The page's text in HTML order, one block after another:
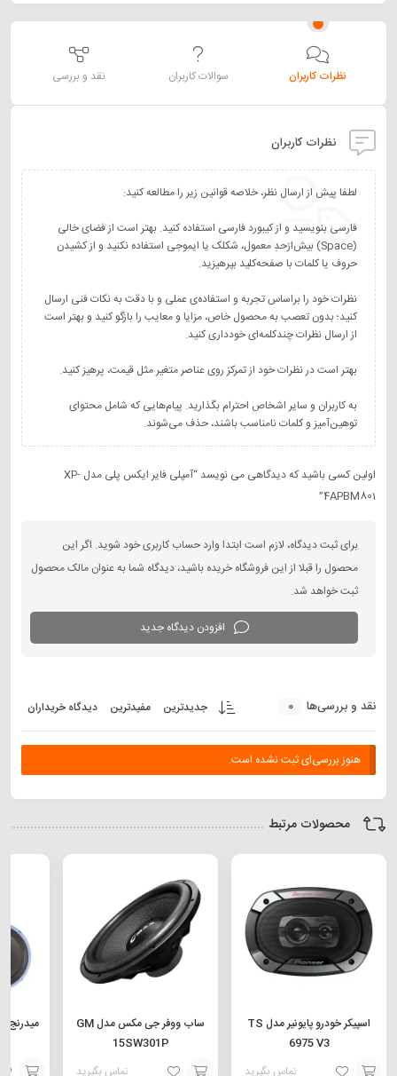
نظرات کاربران سوالات کاربران نقد و بررسی
نظرات کاربران
فارسی بنویسید و از کیبورد فارسی استفاده کنید. بهتر است از فضای خالی
(Space) بیش‌از‌حدِ معمول، شکلک یا ایموجی استفاده نکنید و از کشیدن
نظرات خود را براساس تجربه و استفاده‌ی عملی و با دقت به نکات فنی ارسال
کنید؛ بدون تعصب به محصول خاص، مزایا و معایب را بازگو کنید و بهتر است
به کاربران و سایر اشخاص احترام بگذارید. پیام‌هایی که شامل محتوای
توهین‌آمیز و کلمات نامناسب باشند، حذف می‌شوند.
اولین کسی باشید که دیدگاهی می نویسد “آمپلی فایر ایکس پلی مدل XP-
4APBM801”
برای ثبت دیدگاه، لازم است ابتدا وارد حساب کاربری خود شوید. اگر این
محصول را قبلا از این فروشگاه خریده باشید، دیدگاه شما به عنوان مالک محصول
ثبت خواهد شد.
افزودن دیدگاه جدید
نقد و بررسی‌ها 0 جدیدترین مفیدترین دیدگاه خریداران
هنوز بررسی‌ای ثبت نشده است.
محصولات مرتبط
اسپیکر خودرو پایونیر مدل TS
6975 V3
تماس بگیرید
ساب ووفر جی مکس مدل GM
15SW301P
تماس بگیرید